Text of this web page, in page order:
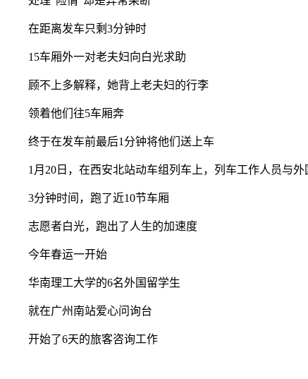
在距离发车只剩3分钟时
15车厢外一对老夫妇向白光求助
顾不上多解释，她背上老夫妇的行李
领着他们往5车厢奔
终于在发车前最后1分钟将他们送上车
1月20日，在西安北站动车组列车上，列车工作人员与外
3分钟时间，跑了近10节车厢
志愿者白光，跑出了人生的加速度
今年春运一开始
华南理工大学的6名外国留学生
就在广州南站爱心问询台
开始了6天的旅客咨询工作